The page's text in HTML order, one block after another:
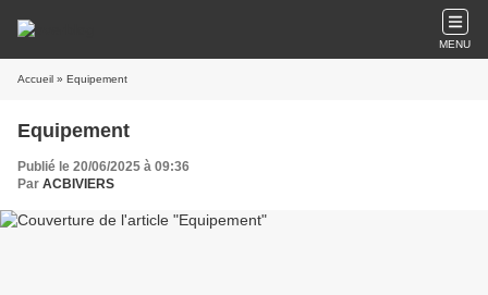
MENU
Accueil » Equipement
Equipement
Publié le 20/06/2025 à 09:36
Par ACBIVIERS